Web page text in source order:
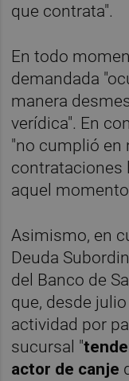
que contrata".
En todo
demandada
manera
verídica". En
"no cumplió en
contrataciones
aquel
Asimismo, en
Deuda
del Banco de
que, desde
actividad por
sucursal "
actor de canje